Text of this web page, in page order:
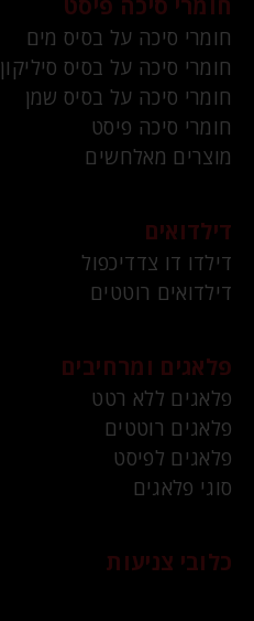
חומרי סיכה פיסט
חומרי סיכה על בסיס מים
חומרי סיכה על בסיס סיליקון
חומרי סיכה על בסיס שמן
חומרי סיכה פיסט
מוצרים מאלחשים
דילדואים
דילדו דו צדדיכפול
דילדואים רוטטים
פלאגים ומרחיבים
פלאגים ללא רטט
פלאגים רוטטים
פלאגים לפיסט
סוגי פלאגים
כלובי צניעות